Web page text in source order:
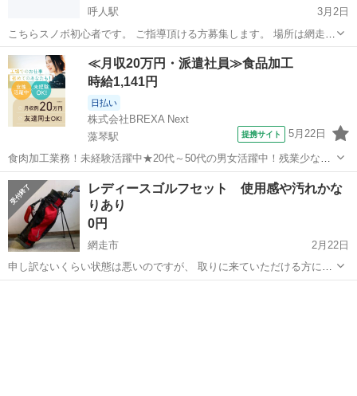
呼人駅
3月2日
こちらスノボ初心者です。 ご指導頂ける方募集します。 場所は網走レ
イクビュースキー場でお願いいたします。 リフト代こちらで負担いた
します。 移動費（ガソリン代）一律1000円お支払いいたします。 よ
ろしくお願いいたします。
北海道 網走市 呼人駅 スノーボード リフト
≪月収20万円・派遣社員≫食品加工
時給1,141円
日払い
株式会社BREXA Next
藻琴駅
提携サイト 5月22日
食肉加工業務！未経験活躍中★20代～50代の男女活躍中！残業少なめ
◎最寄り駅から徒歩11分★日払いOK！車・バイク・自転車通勤可◎工
場敷地内に無料駐車場完備★作業着無償貸与◎《北海道網走市》 人気
の工場のお仕事 ◇食肉の加...
北海道 網走市 藻琴駅 その他
レディースゴルフセット 使用感や汚れかな
りあり
0円
網走市
2月22日
申し訳ないくらい状態は悪いのですが、 取りに来ていただける方にお
譲りします。 レディースゴルフセット 倉庫に長年保管されていたた